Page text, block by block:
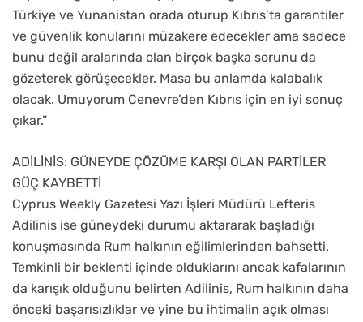
Türkiye ve Yunanistan orada oturup Kıbrıs’ta garantiler
ve güvenlik konularını müzakere edecekler ama sadece
bunu değil aralarında olan birçok başka sorunu da
gözeterek görüşecekler. Masa bu anlamda kalabalık
olacak. Umuyorum Cenevre’den Kıbrıs için en iyi sonuç
çıkar.”
ADİLİNİS: GÜNEYDE ÇÖZÜME KARŞI OLAN PARTİLER
GÜÇ KAYBETTİ
Cyprus Weekly Gazetesi Yazı İşleri Müdürü Lefteris
Adilinis ise güneydeki durumu aktararak başladığı
konuşmasında Rum halkının eğilimlerinden bahsetti.
Temkinli bir beklenti içinde olduklarını ancak kafalarının
da karışık olduğunu belirten Adilinis, Rum halkının daha
önceki başarısızlıklar ve yine bu ihtimalin açık olması